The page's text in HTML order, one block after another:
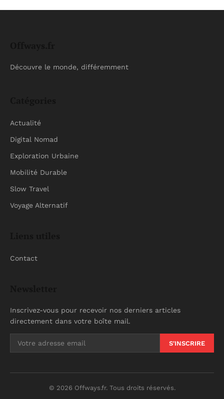
Découvre le monde, différemment
Actualité
Digital Nomad
Exploration Urbaine
Mobilité Durable
Slow Travel
Voyage Alternatif
Contact
Inscrivez-vous pour recevoir nos derniers articles
directement dans votre boîte mail.
S'INSCRIRE
© 2026 Offways.fr. Tous droits réservés.